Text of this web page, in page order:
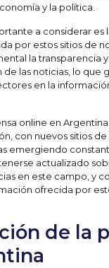
y la política.
a considerar es
por estos sitios de
la transparencia
las noticias, lo que
en la
online en
con nuevos sitios de
emergiendo
actualizado
en este campo, y
ofrecida por
de la